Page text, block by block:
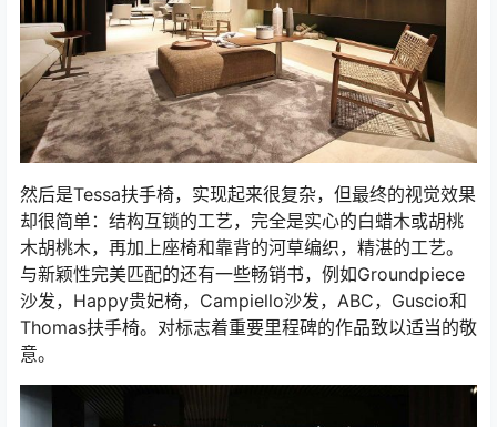
然后是Tessa扶手椅，实现起来很复杂，但最终的视觉效果
却很简单：结构互锁的工艺，完全是实心的白蜡木或胡桃
木胡桃木，再加上座椅和靠背的河草编织，精湛的工艺。
与新颖性完美匹配的还有一些畅销书，例如Groundpiece
沙发，Happy贵妃椅，Campiello沙发，ABC，Guscio和
Thomas扶手椅。对标志着重要里程碑的作品致以适当的敬
意。